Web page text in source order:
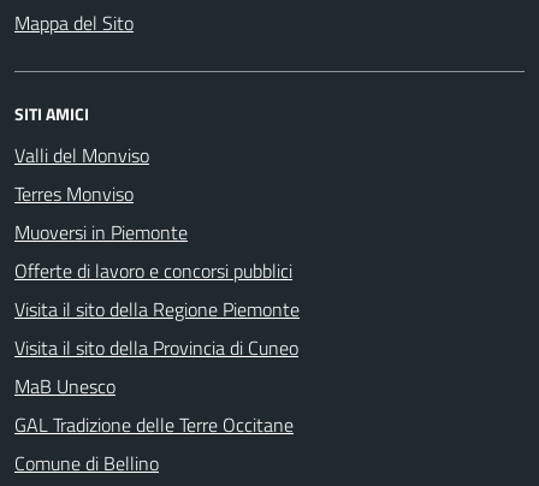
Mappa del Sito
SITI AMICI
Valli del Monviso
Terres Monviso
Muoversi in Piemonte
Offerte di lavoro e concorsi pubblici
Visita il sito della Regione Piemonte
Visita il sito della Provincia di Cuneo
MaB Unesco
GAL Tradizione delle Terre Occitane
Comune di Bellino